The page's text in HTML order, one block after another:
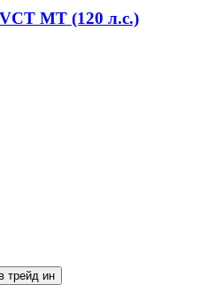
MT (120 л.с.)
трейд ин